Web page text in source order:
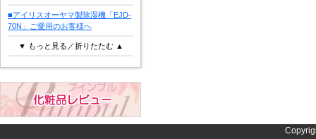
■アイリスオーヤマ製除湿機「EJD-
70N」ご愛用のお客様へ
▼ もっと見る／折りたたむ ▲